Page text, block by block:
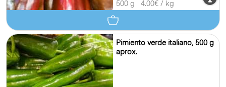
500 g
4.00€ / kg
Pimiento verde italiano, 500 g
aprox.